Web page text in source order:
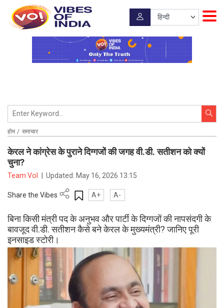
होम समाचार
केरल ने कांग्रेस के पुराने दिग्गजों की जगह वी.डी. सतीशन को क्यों
चुना?
Team VoI Updated: May 16, 2026 13:15
Share the Vibes A+ A-
बिना किसी मंत्री पद के अनुभव और पार्टी के दिग्गजों की नापसंदगी के
बावजूद वी.डी. सतीशन कैसे बने केरल के मुख्यमंत्री? जानिए पूरी
इनसाइड स्टोरी।